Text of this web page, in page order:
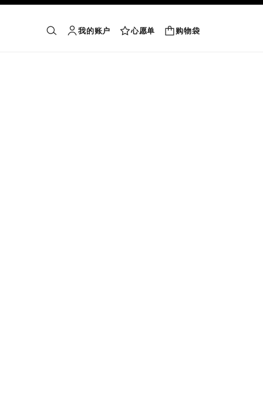
搜索 账户
我的账户
心愿单
心愿单 购物袋购物袋